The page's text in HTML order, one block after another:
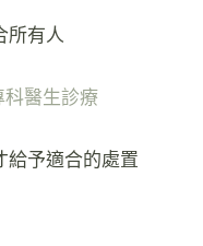
所有人
科醫生診療
給予適合的處置